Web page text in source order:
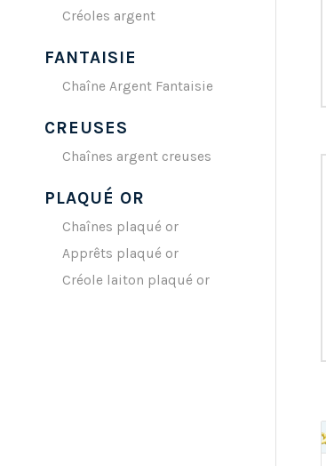
Créoles argent
FANTAISIE
Chaîne Argent Fantaisie
CREUSES
Chaînes argent creuses
PLAQUÉ OR
Chaînes plaqué or
Apprêts plaqué or
Créole laiton plaqué or